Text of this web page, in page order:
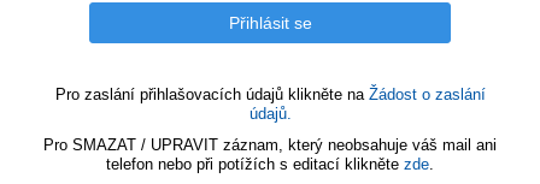
Pro zaslání přihlašovacích údajů klikněte na Žádost o zaslání
údajů.
Pro SMAZAT / UPRAVIT záznam, který neobsahuje váš mail ani
telefon nebo při potížích s editací klikněte zde.